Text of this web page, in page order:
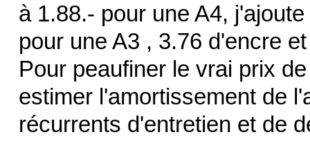
à 1.88.- pour une A4,
pour une A3 , 3.76 d'encre
Pour peaufiner le vrai prix
estimer l'amortissement de
récurrents d'entretien et de